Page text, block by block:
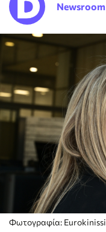
Newsroom
Φωτογραφία: Eurokinissi